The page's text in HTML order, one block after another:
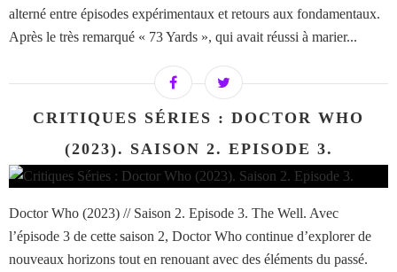
alterné entre épisodes expérimentaux et retours aux fondamentaux.
Après le très remarqué « 73 Yards », qui avait réussi à marier...
CRITIQUES SÉRIES : DOCTOR WHO
(2023). SAISON 2. EPISODE 3.
Doctor Who (2023) // Saison 2. Episode 3. The Well. Avec
l’épisode 3 de cette saison 2, Doctor Who continue d’explorer de
nouveaux horizons tout en renouant avec des éléments du passé.